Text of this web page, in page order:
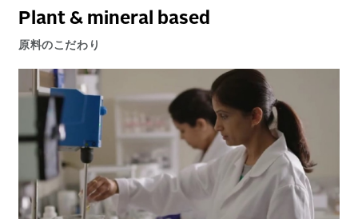
Plant & mineral based
原料のこだわり